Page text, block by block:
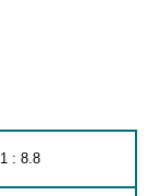
1 : 8.8